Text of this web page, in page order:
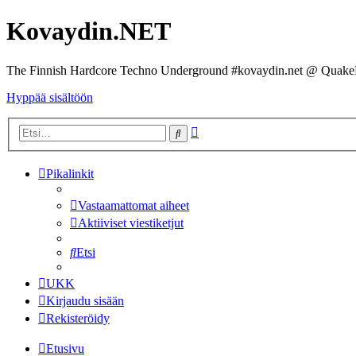
Kovaydin.NET
The Finnish Hardcore Techno Underground #kovaydin.net @
Hyppää sisältöön
Etsi
Pikalinkit
Vastaamattomat aiheet
Aktiiviset viestiketjut
Etsi
UKK
Kirjaudu sisään
Rekisteröidy
Etusivu